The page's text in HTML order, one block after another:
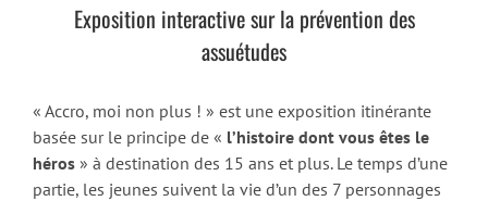
Exposition interactive sur la prévention des
assuétudes
« Accro, moi non plus ! » est une exposition itinérante
basée sur le principe de « l’histoire dont vous êtes le
héros» à destination des 15 ans et plus. Le temps d’une
partie, les jeunes suivent la vie d’un des 7 personnages